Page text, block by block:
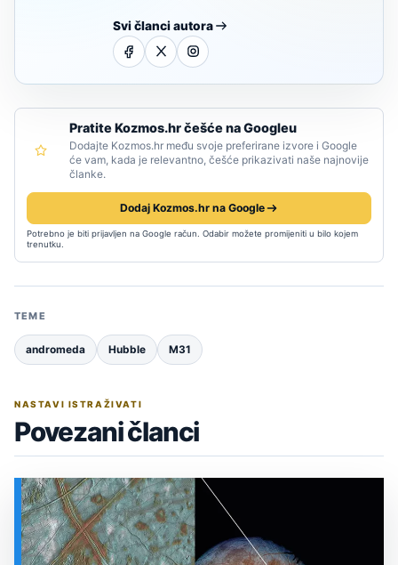
Svi članci autora
Pratite Kozmos.hr češće na Googleu
Dodajte Kozmos.hr među svoje preferirane izvore i Google
će vam, kada je relevantno, češće prikazivati naše najnovije
članke.
Dodaj Kozmos.hr na Google
Potrebno je biti prijavljen na Google račun. Odabir možete promijeniti u bilo kojem
trenutku.
TEME
andromeda Hubble M31
NASTAVI ISTRAŽIVATI
Povezani članci